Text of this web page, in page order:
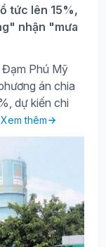
tức lên 15%,
nhận "mưa
Phú Mỹ
án chia
dự kiến chi
Xem thêm